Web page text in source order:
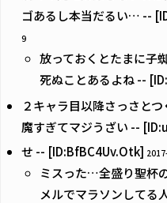
ゴあるし本当だるい… --
9
放っておくとたまに子
死ぬことあるよね --
２キャラ目以降さっさと
魔すぎてマジうざい --
せ -- [ID:BfBC4Uv.Otk]
ミスった…全盛り聖杯
メルでマラソンしてる